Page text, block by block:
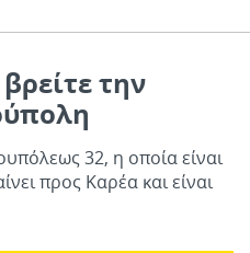
την
32, η οποία είναι
προς Καρέα και είναι